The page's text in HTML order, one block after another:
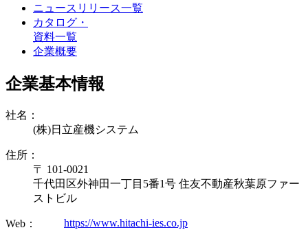
ニュースリリース一覧
カタログ・
資料一覧
企業概要
企業基本情報
社名：
(株)日立産機システム
住所：
〒 101-0021
千代田区外神田一丁目5番1号 住友不動産秋葉原ファー
ストビル
Web： https://www.hitachi-ies.co.jp